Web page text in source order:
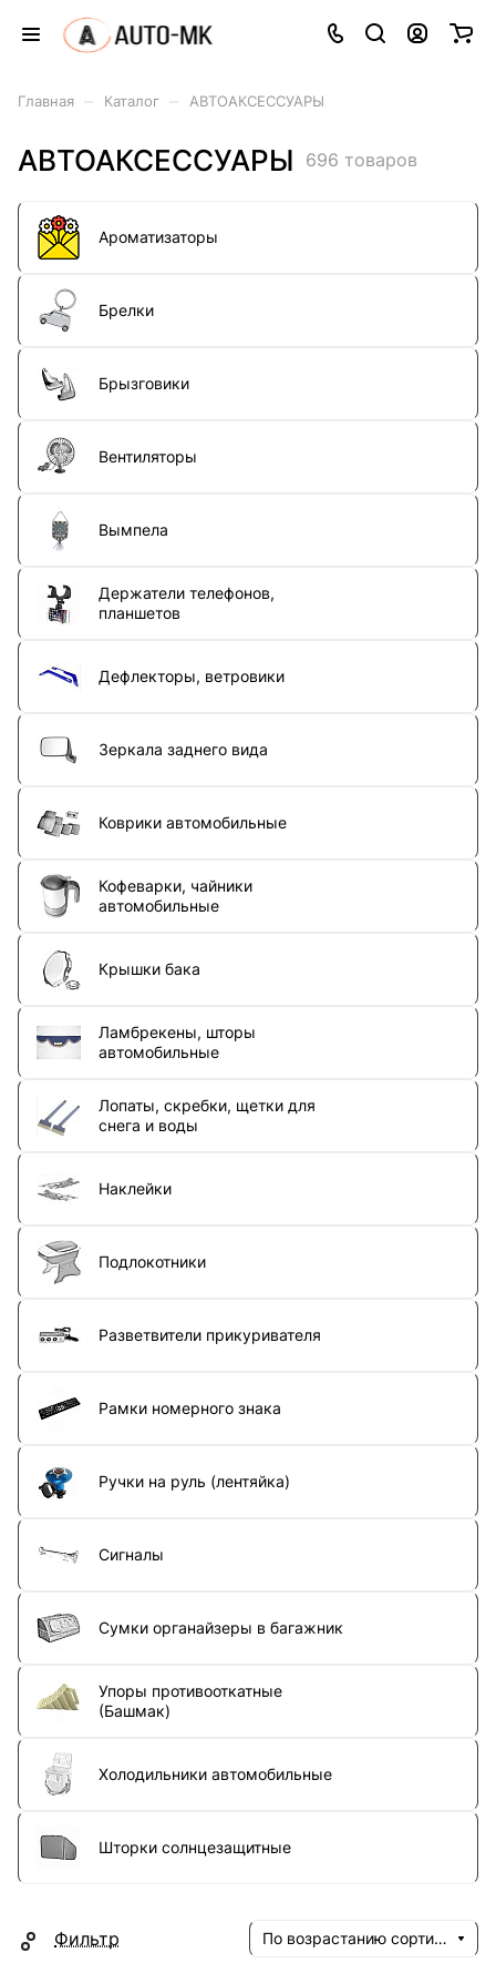
Главная Каталог АВТОАКСЕССУАРЫ
АВТОАКСЕССУАРЫ 696 товаров
Ароматизаторы
Брелки
Брызговики
Вентиляторы
Вымпела
Держатели телефонов,
планшетов
Дефлекторы, ветровики
Зеркала заднего вида
Коврики автомобильные
Кофеварки, чайники
автомобильные
Крышки бака
Ламбрекены, шторы
автомобильные
Лопаты, скребки, щетки для
снега и воды
Наклейки
Подлокотники
Разветвители прикуривателя
Рамки номерного знака
Ручки на руль (лентяйка)
Сигналы
Сумки органайзеры в багажник
Упоры противооткатные
(Башмак)
Холодильники автомобильные
Шторки солнцезащитные
Фильтр По возрастанию сортировки